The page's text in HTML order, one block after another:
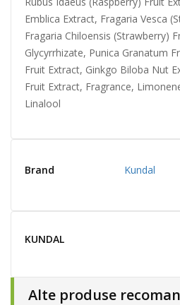
Emblica Extract, Fragaria Vesca
Fragaria Chiloensis (Strawberry)
Glycyrrhizate, Punica Granatum
Fruit Extract, Ginkgo Biloba Nut
Fruit Extract, Fragrance,
Linalool
Brand Kundal
KUNDAL
Alte produse